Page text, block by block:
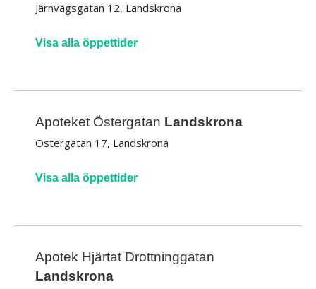
Järnvägsgatan 12, Landskrona
Visa alla öppettider
Apoteket Östergatan Landskrona
Östergatan 17, Landskrona
Visa alla öppettider
Apotek Hjärtat Drottninggatan
Landskrona